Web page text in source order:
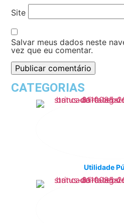
Site
Salvar meus dados neste
vez que eu comentar.
CATEGORIAS
Utilidade